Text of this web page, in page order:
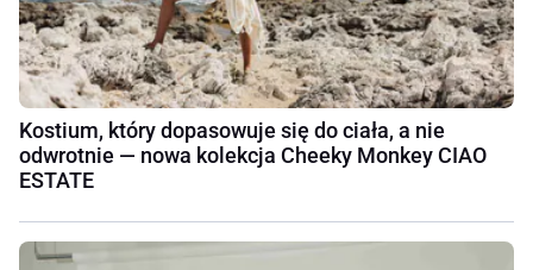
Kostium, który dopasowuje się do ciała, a nie
odwrotnie — nowa kolekcja Cheeky Monkey CIAO
ESTATE